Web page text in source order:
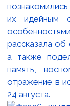
их идейным
рассказала об
а также
память,
отражение в
24 августа.